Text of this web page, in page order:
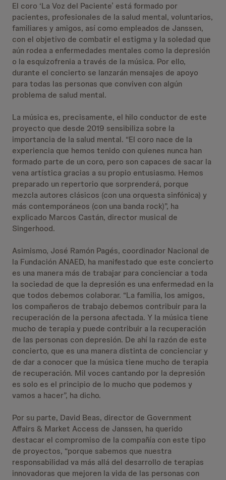
El coro ‘La Voz del Paciente’ está formado por
pacientes, profesionales de la salud mental, voluntarios,
familiares y amigos, así como empleados de Janssen,
con el objetivo de combatir el estigma y la soledad que
aún rodea a enfermedades mentales como la depresión
o la esquizofrenia a través de la música. Por ello,
durante el concierto se lanzarán mensajes de apoyo
para todas las personas que conviven con algún
problema de salud mental.
La música es, precisamente, el hilo conductor de este
proyecto que desde 2019 sensibiliza sobre la
importancia de la salud mental. “El coro nace de la
experiencia que hemos tenido con quienes nunca han
formado parte de un coro, pero son capaces de sacar la
vena artística gracias a su propio entusiasmo. Hemos
preparado un repertorio que sorprenderá, porque
mezcla autores clásicos (con una orquesta sinfónica) y
más contemporáneos (con una banda rock)”, ha
explicado Marcos Castán, director musical de
Singerhood.
Asimismo, José Ramón Pagés, coordinador Nacional de
la Fundación ANAED, ha manifestado que este concierto
es una manera más de trabajar para concienciar a toda
la sociedad de que la depresión es una enfermedad en la
que todos debemos colaborar. “La familia, los amigos,
los compañeros de trabajo debemos contribuir para la
recuperación de la persona afectada. Y la música tiene
mucho de terapia y puede contribuir a la recuperación
de las personas con depresión. De ahí la razón de este
concierto, que es una manera distinta de concienciar y
de dar a conocer que la música tiene mucho de terapia
de recuperación. Mil voces cantando por la depresión
es solo es el principio de lo mucho que podemos y
vamos a hacer”, ha dicho.
Por su parte, David Beas, director de Government
Affairs & Market Access de Janssen, ha querido
destacar el compromiso de la compañía con este tipo
de proyectos, “porque sabemos que nuestra
responsabilidad va más allá del desarrollo de terapias
innovadoras que mejoren la vida de las personas con